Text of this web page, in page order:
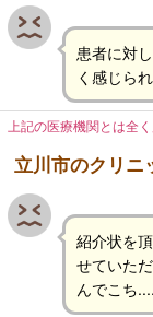
患者に対
く感じら
上記の医療機関とは全
立川市のクリニ
紹介状を
せていた
んでこち....